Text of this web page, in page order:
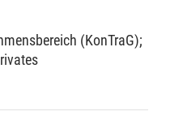
das Deutsche
(KonTraG);